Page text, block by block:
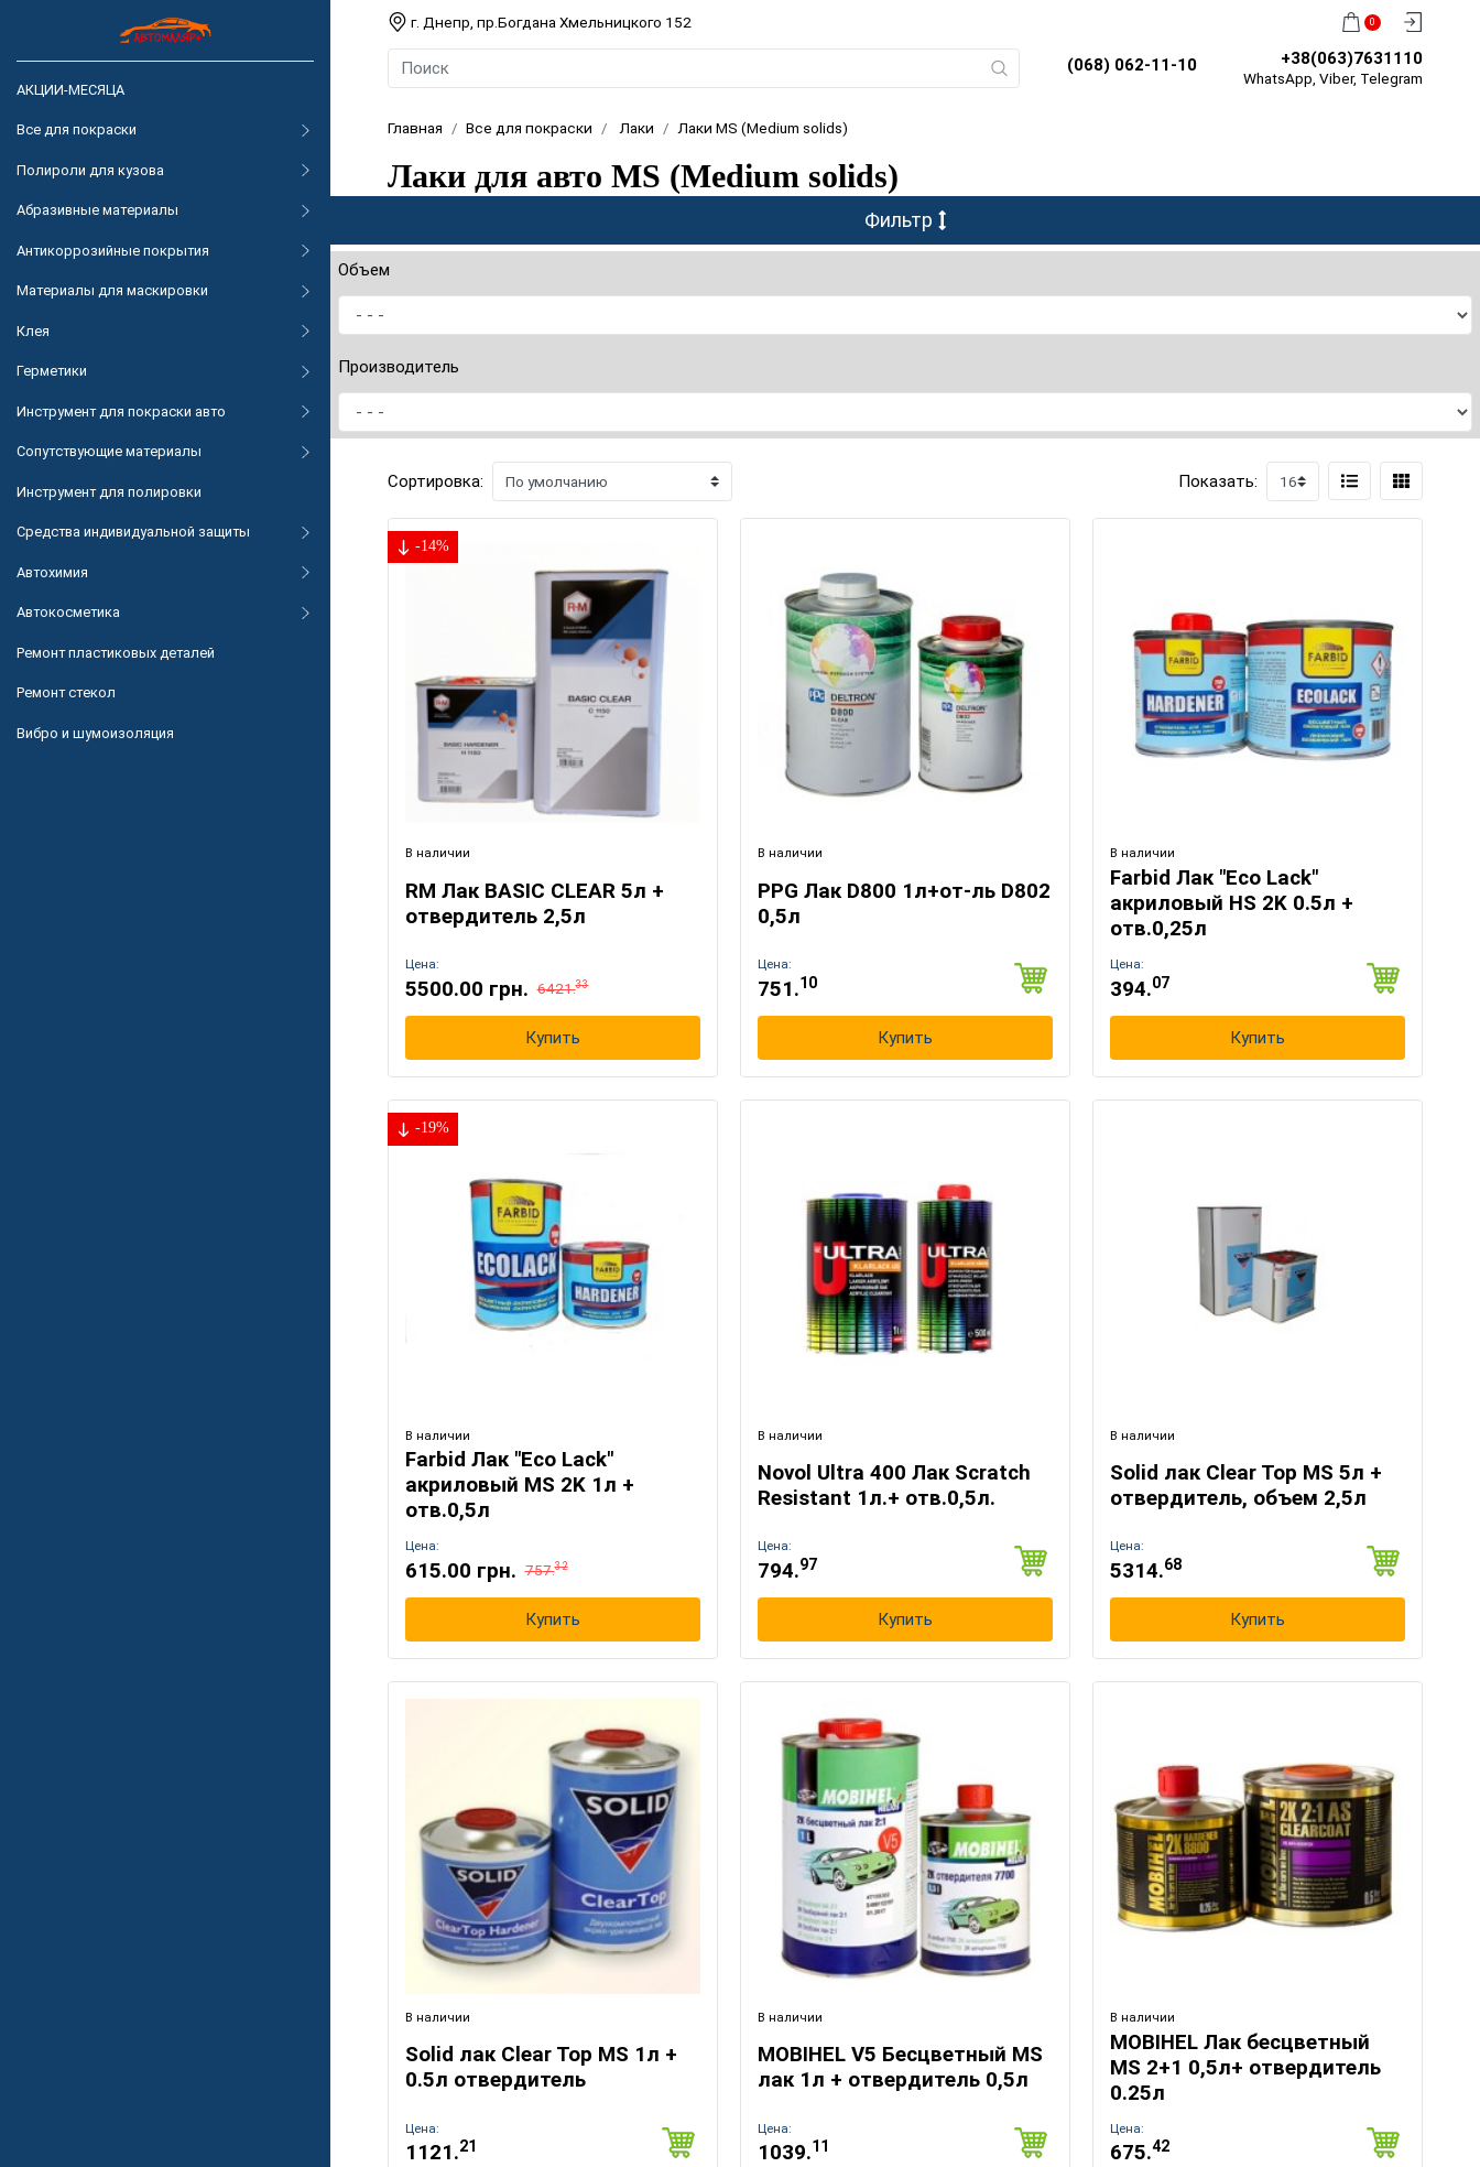
АКЦИИ-МЕСЯЦА
Все для покраски
Полироли для кузова
Абразивные материалы
Антикоррозийные покрытия
Материалы для маскировки
Клея
Герметики
Инструмент для покраски авто
Сопутствующие материалы
Инструмент для полировки
Средства индивидуальной защиты
Автохимия
Автокосметика
Ремонт пластиковых деталей
Ремонт стекол
Вибро и шумоизоляция
г. Днепр, пр.Богдана Хмельницкого 152
(068) 062-11-10
0
+38(063)7631110
WhatsApp, Viber, Telegram
Главная Все для покраски Лаки Лаки MS (Medium solids)
Лаки для авто MS (Medium solids)
Выберите язык магазина
Фильтр
Объем
Производитель
Сортировка: Показать:
-14%
В наличии
RM Лак BASIC CLEAR 5л +
отвердитель 2,5л
Цена:
5500.00 грн. 6421.33
Купить
В наличии
PPG Лак D800 1л+от-ль D802
0,5л
Цена:
751.10
Купить
В наличии
Farbid Лак "Eco Lack"
акриловый HS 2K 0.5л +
отв.0,25л
Цена:
394.07
Купить
-19%
В наличии
Farbid Лак "Eco Lack"
акриловый MS 2K 1л +
отв.0,5л
Цена:
615.00 грн. 757.32
Купить
В наличии
Novol Ultra 400 Лак Scratch
Resistant 1л.+ отв.0,5л.
Цена:
794.97
Купить
В наличии
Solid лак Clear Top MS 5л +
отвердитель, объем 2,5л
Цена:
5314.68
Купить
В наличии
Solid лак Clear Top MS 1л +
0.5л отвердитель
Цена:
1121.21
В наличии
MOBIHEL V5 Бесцветный MS
лак 1л + отвердитель 0,5л
Цена:
1039.11
В наличии
MOBIHEL Лак бесцветный
MS 2+1 0,5л+ отвердитель
0.25л
Цена:
675.42